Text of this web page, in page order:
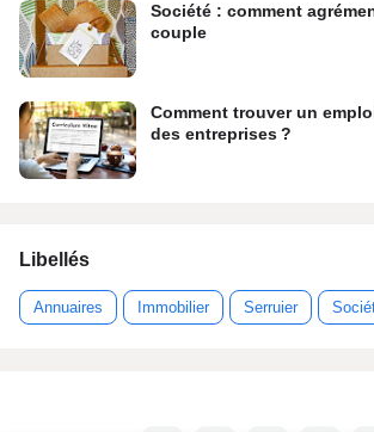
Société : comment
couple
Comment trouver un
des entreprises ?
Libellés
Annuaires Immobilier Serruier